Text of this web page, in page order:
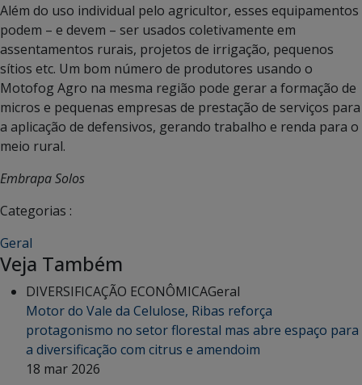
Além do uso individual pelo agricultor, esses equipamentos
podem – e devem – ser usados coletivamente em
assentamentos rurais, projetos de irrigação, pequenos
sítios etc. Um bom número de produtores usando o
Motofog Agro na mesma região pode gerar a formação de
micros e pequenas empresas de prestação de serviços para
a aplicação de defensivos, gerando trabalho e renda para o
meio rural.
Embrapa Solos
Categorias :
Geral
Veja Também
DIVERSIFICAÇÃO ECONÔMICAGeral
Motor do Vale da Celulose, Ribas reforça
protagonismo no setor florestal mas abre espaço para
a diversificação com citrus e amendoim
18 mar 2026